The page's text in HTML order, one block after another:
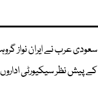
سعودی عرب نے ایران نواز
کے پیش نظر سیکیورٹی اداروں